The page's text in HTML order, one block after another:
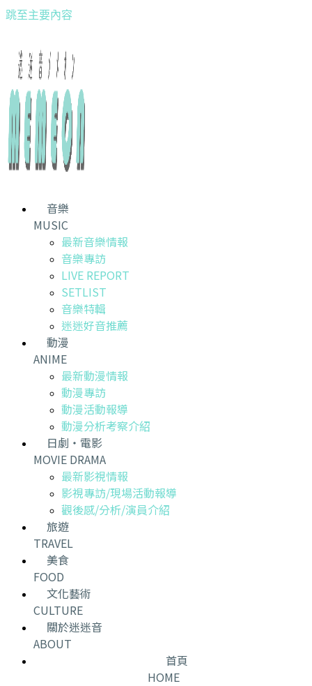
跳至主要內容
音樂
MUSIC
最新音樂情報
音樂專訪
LIVE REPORT
SETLIST
音樂特輯
迷迷好音推薦
動漫
ANIME
最新動漫情報
動漫專訪
動漫活動報導
動漫分析考察介紹
日劇・電影
MOVIE DRAMA
最新影視情報
影視專訪/現場活動報導
觀後感/分析/演員介紹
旅遊
TRAVEL
美食
FOOD
文化藝術
CULTURE
關於迷迷音
ABOUT
首頁
HOME